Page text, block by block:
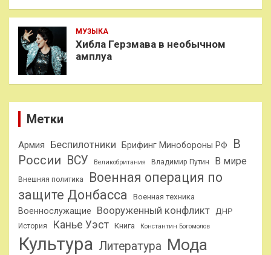
МУЗЫКА
Хибла Герзмава в необычном
амплуа
Метки
Армия Беспилотники Брифинг Минобороны РФ
В
России ВСУ Великобритания Владимир Путин В мире
Внешняя политика
Военная операция по
защите Донбасса
Военная техника
Военнослужащие Вооруженный конфликт ДНР
История Канье Уэст Книга Константин Богомолов
Культура Литература Мода